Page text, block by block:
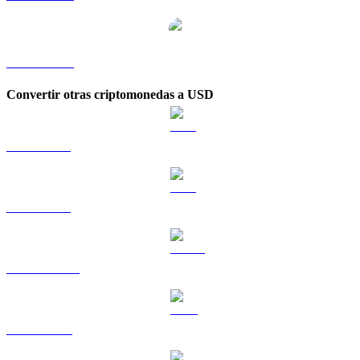
Convertir otras criptomonedas a USD